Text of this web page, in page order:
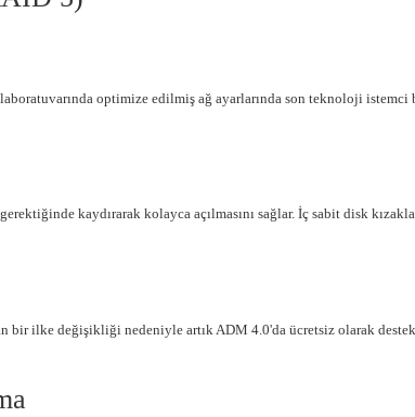
optimize edilmiş ağ ayarlarında son teknoloji
gerektiğinde kaydırarak kolayca açılmasını sağlar. İç sabit disk
bir ilke değişikliği nedeniyle artık ADM 4.0'da ücretsiz olarak